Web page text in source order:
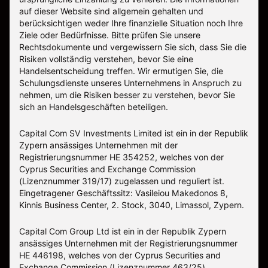
auf dieser Website sind allgemein gehalten und
berücksichtigen weder Ihre finanzielle Situation noch Ihre
Ziele oder Bedürfnisse. Bitte prüfen Sie unsere
Rechtsdokumente und vergewissern Sie sich, dass Sie die
Risiken vollständig verstehen, bevor Sie eine
Handelsentscheidung treffen. Wir ermutigen Sie, die
Schulungsdienste unseres Unternehmens in Anspruch zu
nehmen, um die Risiken besser zu verstehen, bevor Sie
sich an Handelsgeschäften beteiligen.
Capital Com SV Investments Limited ist ein in der Republik
Zypern ansässiges Unternehmen mit der
Registrierungsnummer HE 354252, welches von der
Cyprus Securities and Exchange Commission
(Lizenznummer 319/17) zugelassen und reguliert ist.
Eingetragener Geschäftssitz: Vasileiou Makedonos 8,
Kinnis Business Center, 2. Stock, 3040, Limassol, Zypern.
Capital Com Group Ltd ist ein in der Republik Zypern
ansässiges Unternehmen mit der Registrierungsnummer
ΗΕ 446198, welches von der Cyprus Securities and